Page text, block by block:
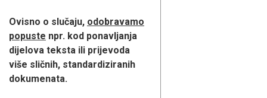
Ovisno o slučaju, odobravamo
popuste npr. kod ponavljanja
dijelova teksta ili prijevoda
više sličnih, standardiziranih
dokumenata.